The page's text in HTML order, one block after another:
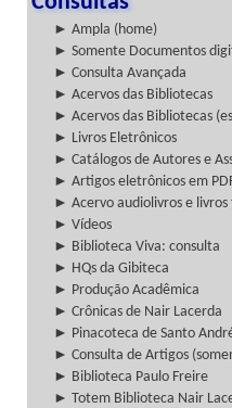
► Ampla (home)
► Somente Documentos
► Consulta Avançada
► Acervos das Bibliotecas
► Acervos das Bibliotecas
► Livros Eletrônicos
► Catálogos de Autores e
► Artigos eletrônicos em
► Acervo audiolivros e livros
► Vídeos
► Biblioteca Viva: consulta
► HQs da Gibiteca
► Produção Acadêmica
► Crônicas de Nair Lacerda
► Pinacoteca de Santo
► Consulta de Artigos
► Biblioteca Paulo Freire
► Totem Biblioteca Nair